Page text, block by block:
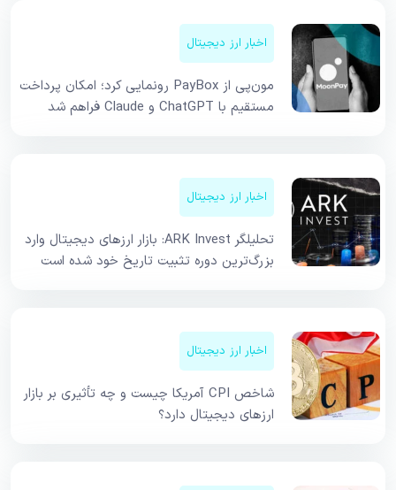
اخبار ارز دیجیتال
مون‌پی از PayBox رونمایی کرد؛ امکان پرداخت
مستقیم با ChatGPT و Claude فراهم شد
اخبار ارز دیجیتال
تحلیلگر ARK Invest: بازار ارزهای دیجیتال وارد
بزرگ‌ترین دوره تثبیت تاریخ خود شده است
اخبار ارز دیجیتال
شاخص CPI آمریکا چیست و چه تأثیری بر بازار
ارزهای دیجیتال دارد؟